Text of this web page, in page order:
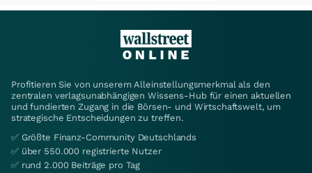
Profitieren Sie von unserem Alleinstellungsmerkmal als den
zentralen verlagsunabhängigen Wissens-Hub für einen aktuellen
und fundierten Zugang in die Börsen- und Wirtschaftswelt, um
strategische Entscheidungen zu treffen.
✅ Größte Finanz-Community Deutschlands
✅ über 550.000 registrierte Nutzer
✅ rund 2.000 Beiträge pro Tag